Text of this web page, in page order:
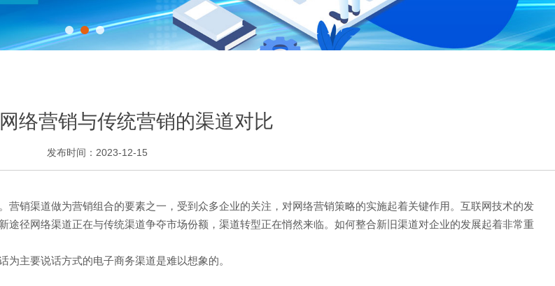
络营销与传统营销的渠道对比
发布时间：2023-12-15
销渠道做为营销组合的要素之一，受到众多企业的关注，对网络营销策略的实施起着关键作用。互联网技术的发
径网络渠道正在与传统渠道争夺市场份额，渠道转型正在悄然来临。如何整合新旧渠道对企业的发展起着非常重
主要说话方式的电子商务渠道是难以想象的。